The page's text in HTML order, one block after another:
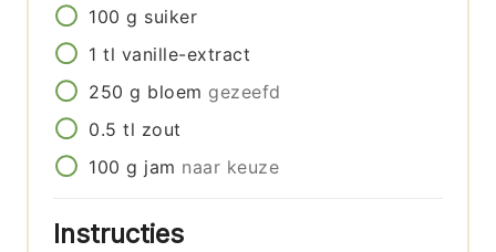
100 g suiker
1 tl vanille-extract
250 g bloem gezeefd
0.5 tl zout
100 g jam naar keuze
Instructies